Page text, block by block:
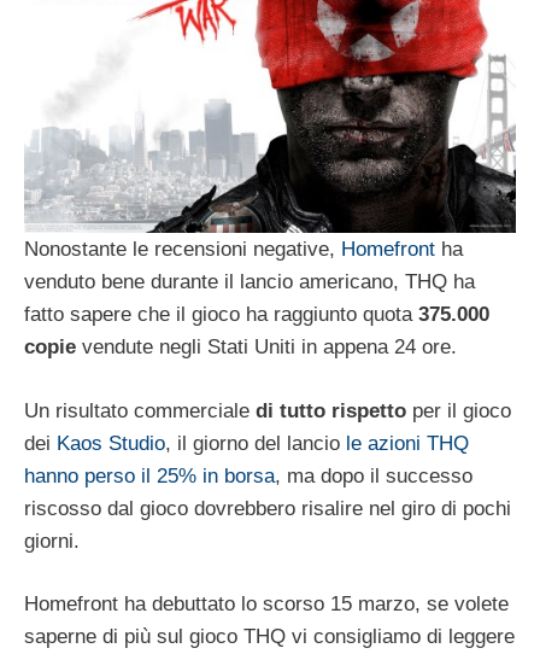
Nonostante le recensioni negative, Homefront ha
venduto bene durante il lancio americano, THQ ha
fatto sapere che il gioco ha raggiunto quota 375.000
copie vendute negli Stati Uniti in appena 24 ore.
Un risultato commerciale di tutto rispetto per il gioco
dei Kaos Studio, il giorno del lancio le azioni THQ
hanno perso il 25% in borsa, ma dopo il successo
riscosso dal gioco dovrebbero risalire nel giro di pochi
giorni.
Homefront ha debuttato lo scorso 15 marzo, se volete
saperne di più sul gioco THQ vi consigliamo di leggere